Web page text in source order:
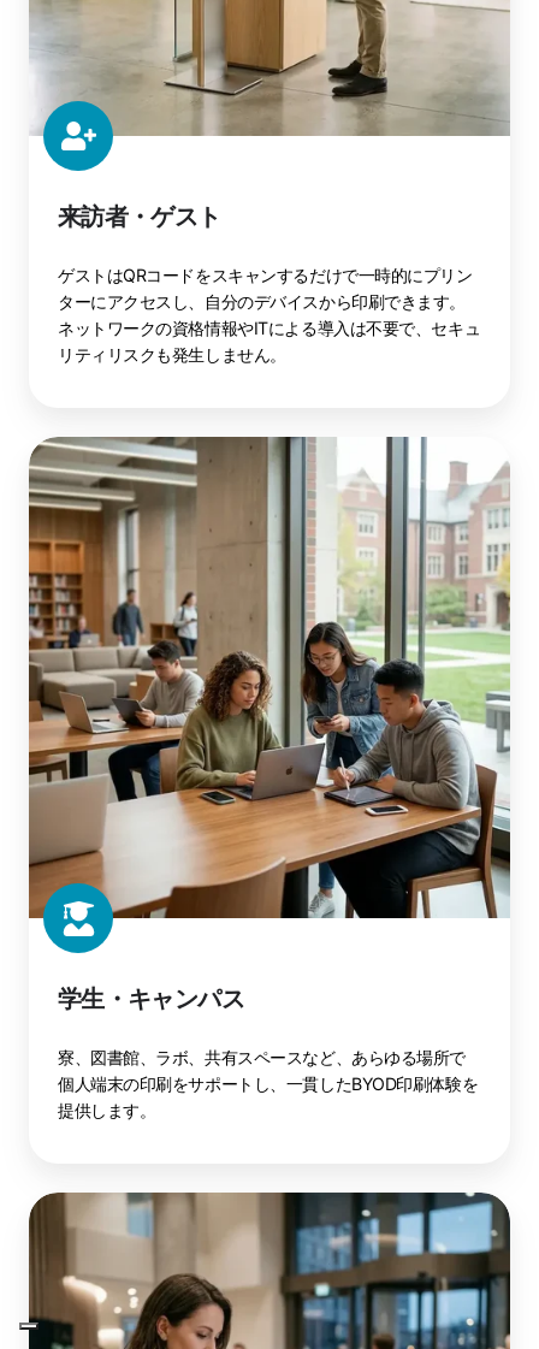
来訪者・ゲスト
ゲストはQRコードをスキャンするだけで一時的にプリン
ターにアクセスし、自分のデバイスから印刷できます。
ネットワークの資格情報やITによる導入は不要で、セキュ
リティリスクも発生しません。
学
生・
キ
ャ
ン
パ
ス
学生・キャンパス
寮、図書館、ラボ、共有スペースなど、あらゆる場所で
個人端末の印刷をサポートし、一貫したBYOD印刷体験を
提供します。
イ
ト・
カ